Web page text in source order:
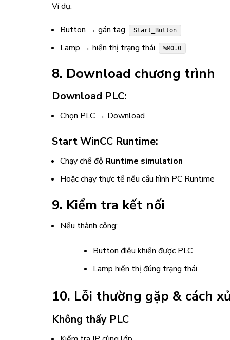
Ví dụ:
Button → gán tag Start_Button
Lamp → hiển thị trạng thái %M0.0
8. Download chương trình
Download PLC:
Chọn PLC → Download
Start WinCC Runtime:
Chạy chế độ Runtime simulation
Hoặc chạy thực tế nếu cấu hình PC Runtime
9. Kiểm tra kết nối
Nếu thành công:
Button điều khiển được PLC
Lamp hiển thị đúng trạng thái
10. Lỗi thường gặp & cách
Không thấy PLC